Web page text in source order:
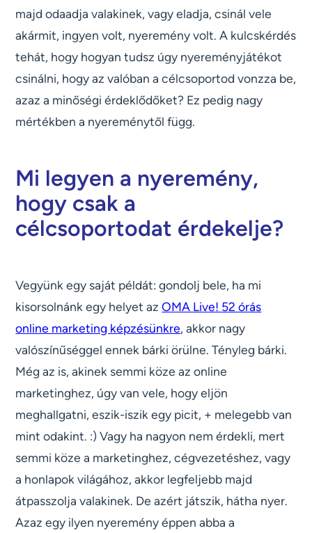
majd odaadja valakinek, vagy eladja, csinál vele
akármit, ingyen volt, nyeremény volt. A kulcskérdés
tehát, hogy hogyan tudsz úgy nyereményjátékot
csinálni, hogy az valóban a célcsoportod vonzza be,
azaz a minőségi érdeklődőket? Ez pedig nagy
mértékben a nyereménytől függ.
Mi legyen a nyeremény,
hogy csak a
célcsoportodat érdekelje?
Vegyünk egy saját példát: gondolj bele, ha mi
kisorsolnánk egy helyet azOMA Live! 52 órás
online marketing képzésünkre, akkor nagy
valószínűséggel ennek bárki örülne. Tényleg bárki.
Még az is, akinek semmi köze az online
marketinghez, úgy van vele, hogy eljön
meghallgatni, eszik-iszik egy picit, + melegebb van
mint odakint. :) Vagy ha nagyon nem érdekli, mert
semmi köze a marketinghez, cégvezetéshez, vagy
a honlapok világához, akkor legfeljebb majd
átpasszolja valakinek. De azért játszik, hátha nyer.
Azaz egy ilyen nyeremény éppen abba a